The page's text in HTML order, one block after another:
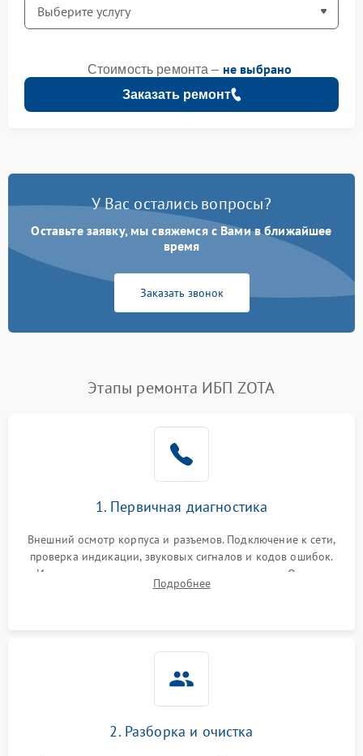
Заказать ремонт
Стоимость ремонта – не выбрано
У Вас остались вопросы?
Оставьте заявку, мы свяжемся с Вами в ближайшее
время
Заказать звонок
Этапы ремонта ИБП ZOTA
1. Первичная диагностика
Внешний осмотр корпуса и разъемов. Подключение к сети,
проверка индикации, звуковых сигналов и кодов ошибок.
Измерение входного и выходного напряжения. Оценка
реакции ИБП на отключение основного питания без
Подробнее
2. Разборка и очистка